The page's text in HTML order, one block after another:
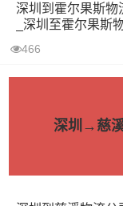
深圳到霍尔果斯物
_深圳至霍尔果斯
466
深圳→慈